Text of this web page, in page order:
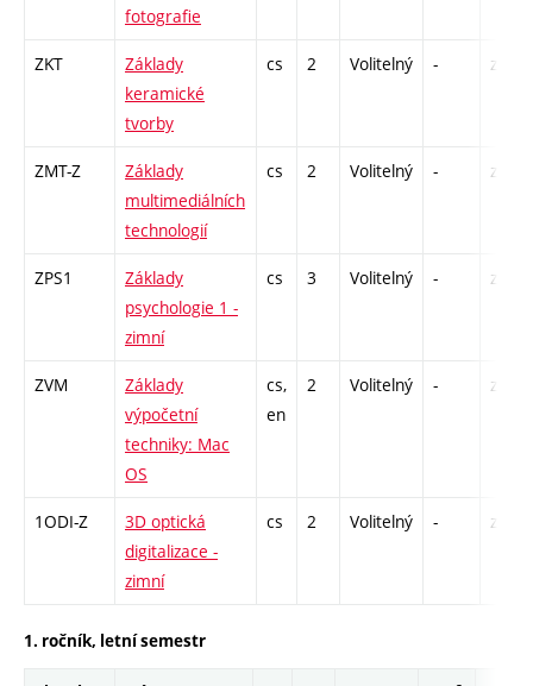
fotografie
ZKT
Základy
keramické
tvorby
cs 2 Volitelný - zá
ZMT-Z
Základy
multimediálních
technologií
cs 2 Volitelný - zá
ZPS1
Základy
psychologie 1 -
zimní
cs 3 Volitelný - zk
ZVM
Základy
výpočetní
techniky: Mac
OS
cs,
en
2 Volitelný - zá
1ODI-Z
3D optická
digitalizace -
zimní
cs 2 Volitelný - zá
1. ročník, letní semestr